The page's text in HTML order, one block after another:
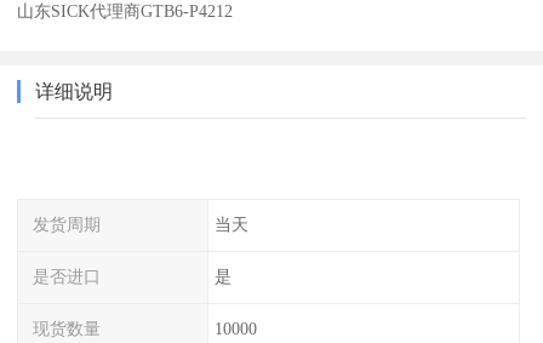
山东SICK代理商GTB6-P4212
详细说明
发货周期 当天
是否进口 是
现货数量 10000